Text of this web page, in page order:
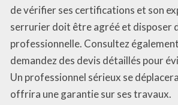
de vérifier ses certifications et son
serrurier doit être agréé et disposer
professionnelle. Consultez
demandez des devis détaillés pour
Un professionnel sérieux se
offrira une garantie sur ses travaux.